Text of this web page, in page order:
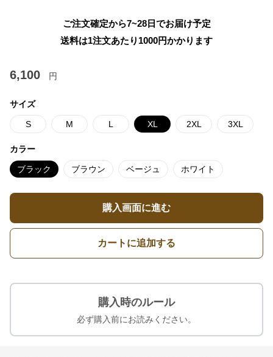
ご注文確定から7~28日でお届け予定
送料は1注文あたり 1000円かかります
6,100 円
サイズ
S M L XL 2XL 3XL
カラー
ブラック ブラウン ベージュ ホワイト
購入画面に進む
カートに追加する
購入時のルール
必ず購入前にお読みください。